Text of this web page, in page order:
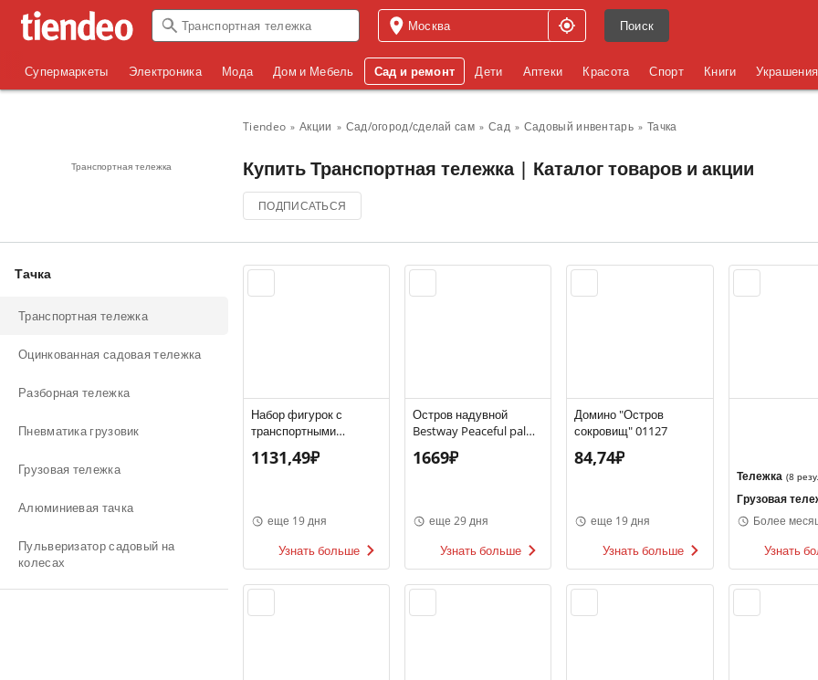
Поиск
Супермаркеты Электроника Мода Дом и Мебель Сад и ремонт Дети Аптеки Красота Спорт Книги Украшения
Транспортная тележка
Tiendeo Акции Сад/огород/сделай сам Сад Садовый инвентарь Тачка
Купить Транспортная тележка | Каталог товаров и акции
ПОДПИСАТЬСЯ
Тачка
Транспортная тележка
Оцинкованная садовая тележка
Разборная тележка
Пневматика грузовик
Грузовая тележка
Алюминиевая тачка
Пульверизатор садовый на
колесах
Набор фигурок с
транспортными
средствами и
аксессуарами
1131,49₽
еще 19 дня
Узнать больше
Остров надувной
Bestway Peaceful palms
1669₽
еще 29 дня
Узнать больше
Домино "Остров
сокровищ" 01127
84,74₽
еще 19 дня
Узнать больше
Тележка (8
Грузовая
Более
Узнать